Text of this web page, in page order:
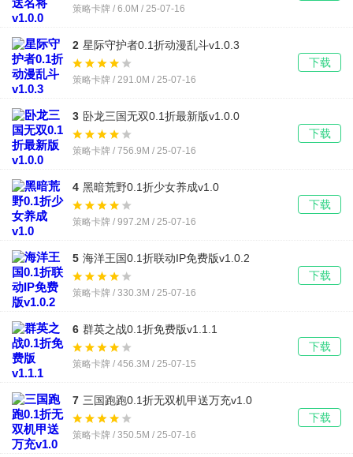
策略卡牌 / 6.0M / 25-07-16
2 星际守护者0.1折动漫乱斗v1.0.3
策略卡牌 / 291.0M / 25-07-16
下载
3 卧龙三国无双0.1折最新版v1.0.0
策略卡牌 / 756.9M / 25-07-16
下载
4 黑暗荒野0.1折少女养成v1.0
策略卡牌 / 997.2M / 25-07-16
下载
5 海洋王国0.1折联动IP免费版v1.0.2
策略卡牌 / 330.3M / 25-07-16
下载
6 群英之战0.1折免费版v1.1.1
策略卡牌 / 456.3M / 25-07-15
下载
7 三国跑跑0.1折无双机甲送万充v1.0
策略卡牌 / 350.5M / 25-07-16
下载